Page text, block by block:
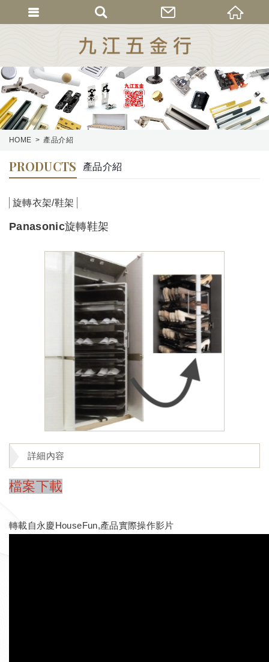
HOME 產品介紹
PRODUCTS 產品介紹
旋轉衣架/鞋架
Panasonic旋轉鞋架
詳細內容
檔案下載
轉載自永慶HouseFun,產品實際操作影片